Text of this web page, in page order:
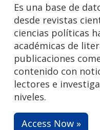
Es una base de
desde revistas
ciencias políticas
académicas de
publicaciones
contenido con
lectores e
niveles.
Access Now »